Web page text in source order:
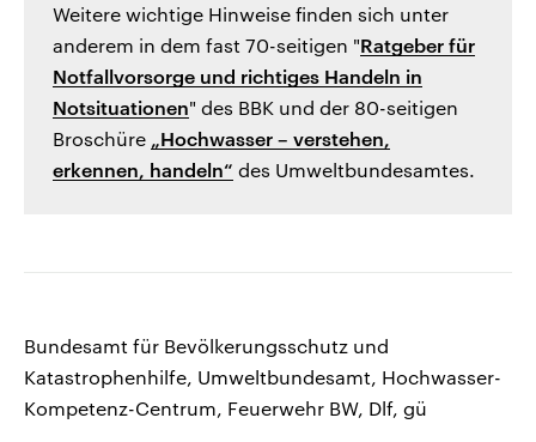
Weitere wichtige Hinweise finden sich unter
anderem in dem fast 70-seitigen "Ratgeber für
Notfallvorsorge und richtiges Handeln in
Notsituationen" des BBK und der 80-seitigen
Broschüre
„Hochwasser – verstehen,
erkennen, handeln“ des Umweltbundesamtes.
Bundesamt für Bevölkerungsschutz und
Katastrophenhilfe, Umweltbundesamt, Hochwasser-
Kompetenz-Centrum, Feuerwehr BW, Dlf, gü